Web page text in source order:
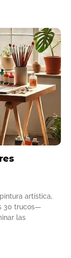
artística,
30 trucos—
las